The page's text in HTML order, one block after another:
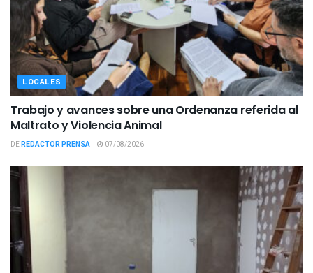
LOCALES
Trabajo y avances sobre una Ordenanza referida al
Maltrato y Violencia Animal
DEREDACTOR PRENSA 07/08/2026